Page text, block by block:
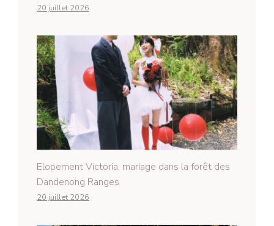
20 juillet 2026
Elopement Victoria, mariage dans la forêt des
Dandenong Ranges
20 juillet 2026